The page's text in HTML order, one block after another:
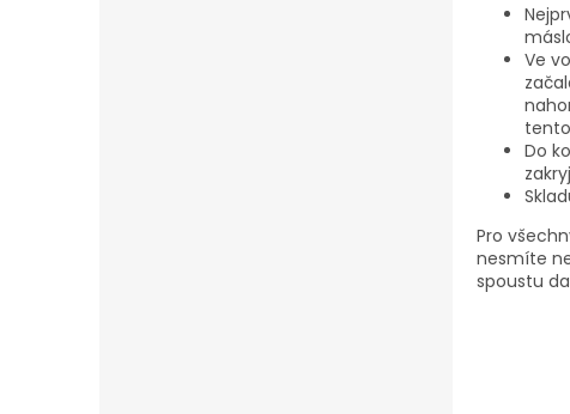
Ve
Do
Pro
nesmíte
spoustu